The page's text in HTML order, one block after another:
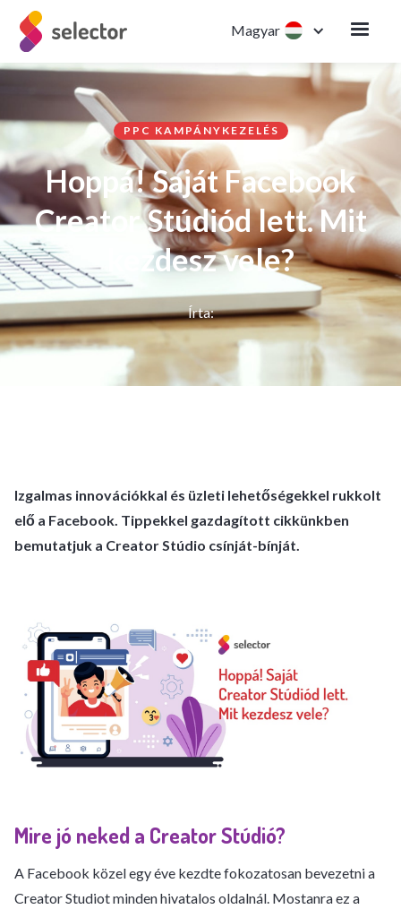
Magyar
PPC KAMPÁNYKEZELÉS
Hoppá! Saját Facebook
Creator Stúdiód lett. Mit
kezdesz vele?
Írta:
Izgalmas innovációkkal és üzleti lehetőségekkel rukkolt
elő a Facebook. Tippekkel gazdagított cikkünkben
bemutatjuk a Creator Stúdio csínját-bínját.
Mire jó neked a Creator Stúdió?
A Facebook közel egy éve kezdte fokozatosan bevezetni a
Creator Studiot minden hivatalos oldalnál. Mostanra ez a